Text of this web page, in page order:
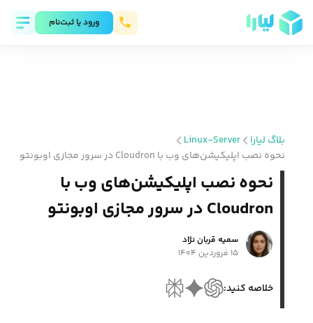
ورود يا ثبت‌نام
بلاگ لیارا
Linux-Server
نحوه نصب اپلیکیشن‌های وب با Cloudron در سرور مجازی اوبونتو
نحوه نصب اپلیکیشن‌های وب با
Cloudron در سرور مجازی اوبونتو
سمیه قربان نژاد
۱۵ فروردین ۱۴۰۴
خلاصه کنید: